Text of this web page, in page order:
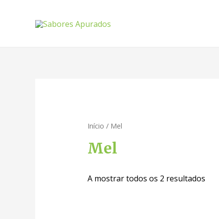
Início / Mel
Mel
A mostrar todos os 2 resultados